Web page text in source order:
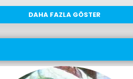
DAHA FAZLA GÖSTER